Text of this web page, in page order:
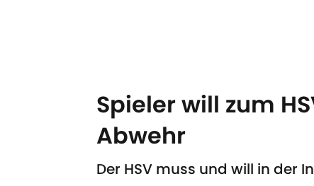
Spieler will zum
Abwehr
Der HSV muss und will in der